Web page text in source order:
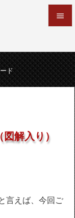


サイド
ド
解入り）
言えば、今回ご